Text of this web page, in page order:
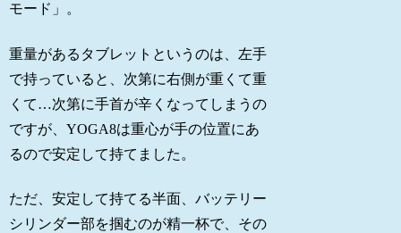
モード」。
重量があるタブレットというのは、左手
で持っていると、次第に右側が重くて重
くて…次第に手首が辛くなってしまうの
ですが、YOGA8は重心が手の位置にあ
るので安定して持てました。
ただ、安定して持てる半面、バッテリー
シリンダー部を掴むのが精一杯で、その